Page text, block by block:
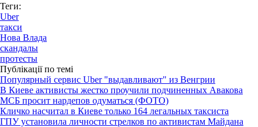
Теги:
Uber
такси
Нова Влада
скандалы
протесты
Публікації по темі
Популярный сервис Uber "выдавливают" из Венгрии
В Киеве активисты жестко проучили подчиненных Авакова
МСБ просит нардепов одуматься (ФОТО)
Кличко насчитал в Киеве только 164 легальных таксиста
ГПУ установила личности стрелков по активистам Майдана